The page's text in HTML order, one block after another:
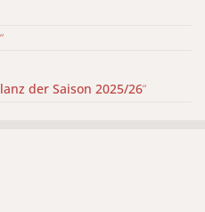
“
der Saison 2025/26“